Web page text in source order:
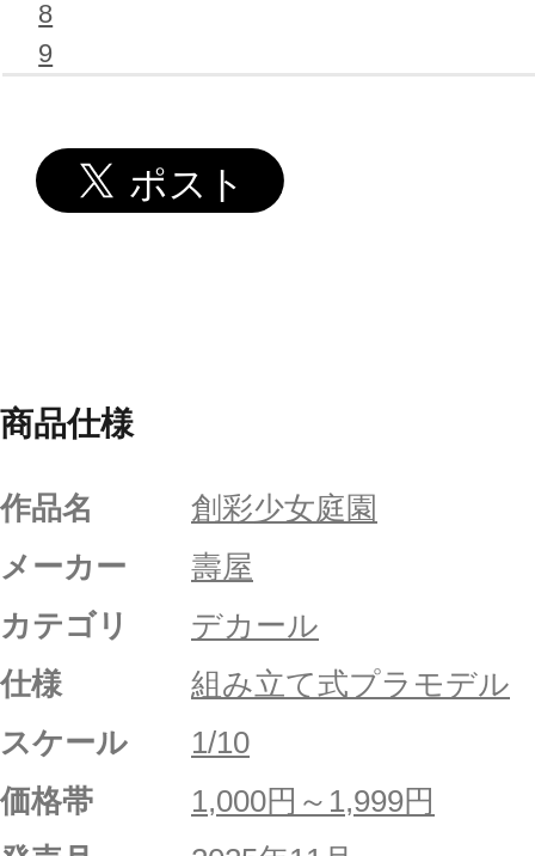
8
9
商品仕様
作品名
創彩少女庭園
メーカー
壽屋
カテゴリ
デカール
仕様
組み立て式プラモデル
スケール
1/10
価格帯
1,000円～1,999円